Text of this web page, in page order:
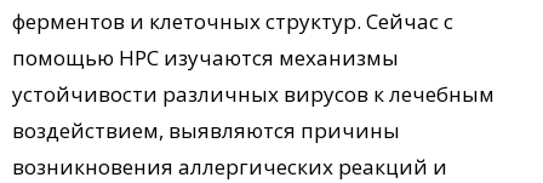
ферментов и клеточных структур. Сейчас с
помощью HPC изучаются механизмы
устойчивости различных вирусов к лечебным
воздействием, выявляются причины
возникновения аллергических реакций и